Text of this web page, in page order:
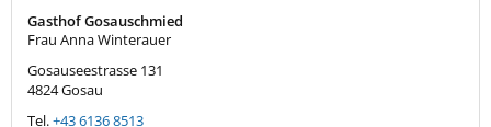
Gasthof Gosauschmied
Frau Anna Winterauer
Gosauseestrasse 131
4824Gosau
Tel.+43 6136 8513